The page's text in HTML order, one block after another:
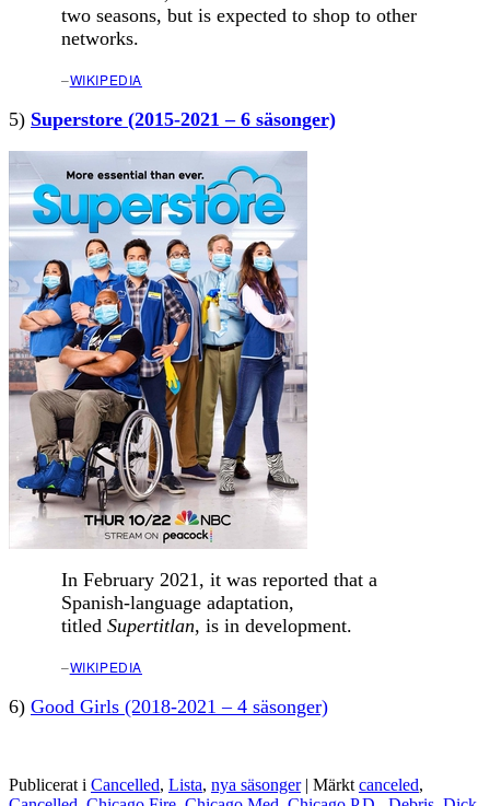
two seasons, but is expected to shop to other
networks.
–WIKIPEDIA
5) Superstore (2015-2021 – 6 säsonger)
In February 2021, it was reported that a
Spanish-language adaptation,
titled Supertitlan, is in development.
–WIKIPEDIA
6) Good Girls (2018-2021 – 4 säsonger)
Publicerat i Cancelled, Lista, nya säsonger | Märkt canceled,